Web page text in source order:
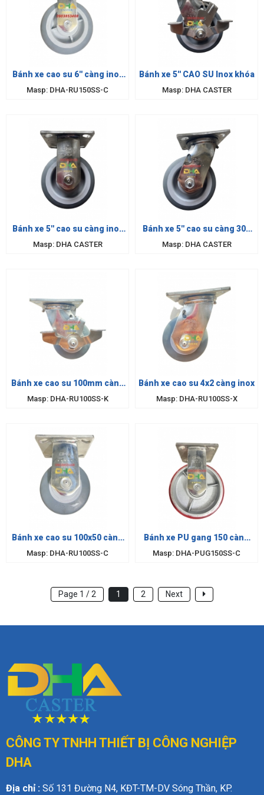
Bánh xe cao su 6'' càng inox
Masp: DHA-RU150SS-C
Bánh xe 5'' CAO SU Inox khóa
Masp: DHA CASTER
Bánh xe 5'' cao su càng inox
Masp: DHA CASTER
Bánh xe 5'' cao su càng 304
Masp: DHA CASTER
Bánh xe cao su 100mm càng
Masp: DHA-RU100SS-K
Bánh xe cao su 4x2 càng inox
Masp: DHA-RU100SS-X
Bánh xe cao su 100x50 càng
Masp: DHA-RU100SS-C
Bánh xe PU gang 150 càng
Masp: DHA-PUG150SS-C
Page 1 / 2 1 2 Next
CÔNG TY TNHH THIẾT BỊ CÔNG NGHIỆP
DHA
Địa chỉ : Số 131 Đường N4, KĐT-TM-DV Sóng Thần, KP.